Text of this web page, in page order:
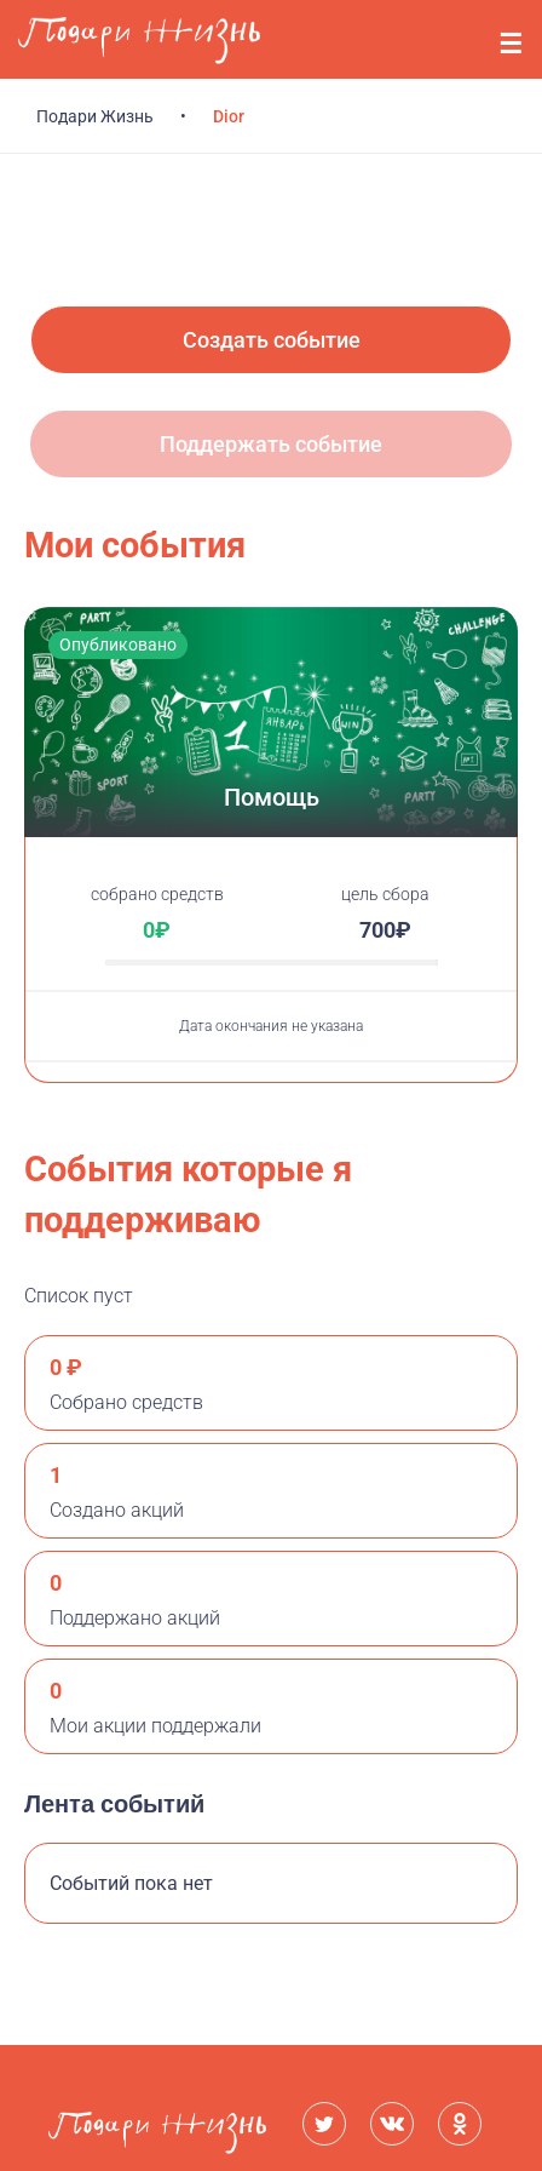
Перейти к основному содержанию
События
Войти
Подари Жизнь • Dior
Создать событие
Поддержать событие
Мои события
Опубликовано
Помощь
cобрано средств
0₽
цель сбора
700₽
Дата окончания не указана
События которые я
поддерживаю
Список пуст
0 ₽
Собрано средств
1
Создано акций
0
Поддержано акций
0
Мои акции поддержали
Лента событий
Событий пока нет